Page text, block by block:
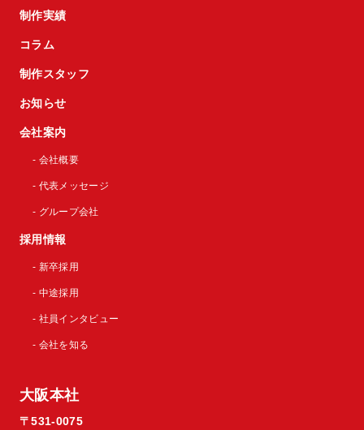
制作実績
コラム
制作スタッフ
お知らせ
会社案内
- 会社概要
- 代表メッセージ
- グループ会社
採用情報
- 新卒採用
- 中途採用
- 社員インタビュー
- 会社を知る
大阪本社
〒531-0075